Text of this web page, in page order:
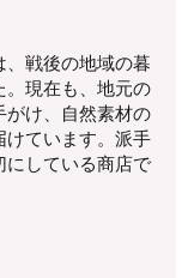
、戦後の地域の暮
。現在も、地元の
がけ、自然素材の
けています。派手
にしている商店で